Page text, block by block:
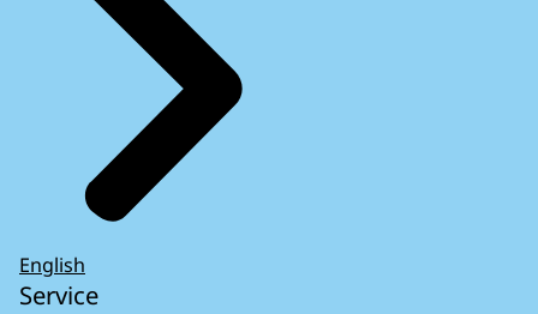
English
Service